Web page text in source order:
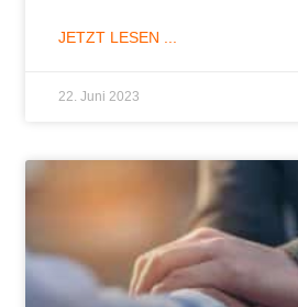
JETZT LESEN ...
22. Juni 2023